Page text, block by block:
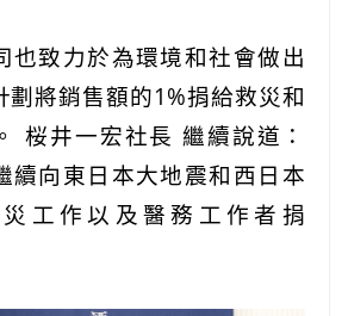
也致力於為環境和社會做出
劃將銷售額的1%捐給救災和
桜井一宏社長 繼續說道：
續向東日本大地震和西日本
工作以及醫務工作者捐